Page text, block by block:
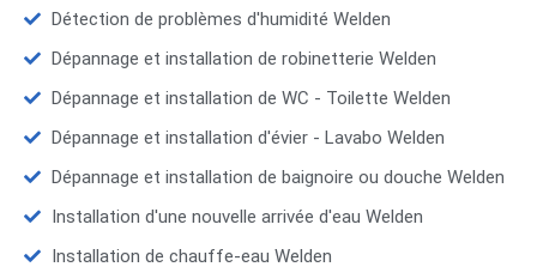
Détection de problèmes d'humidité Welden
Dépannage et installation de robinetterie Welden
Dépannage et installation de WC - Toilette Welden
Dépannage et installation d'évier - Lavabo Welden
Dépannage et installation de baignoire ou douche Welden
Installation d'une nouvelle arrivée d'eau Welden
Installation de chauffe-eau Welden